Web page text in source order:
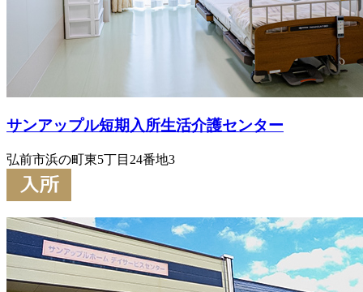
サンアップル短期入所生活介護センター
弘前市浜の町東5丁目24番地3